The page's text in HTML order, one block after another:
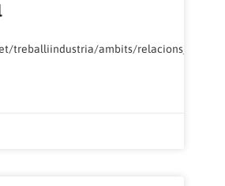
laudes/candidatures/index.html
treballiindustria/ambits/